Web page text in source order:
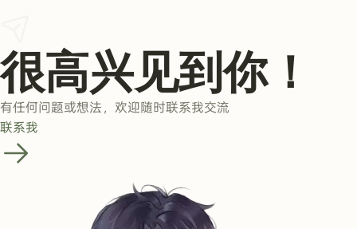
很高兴见到你！
有任何问题或想法，欢迎随时联系我交流
联系我